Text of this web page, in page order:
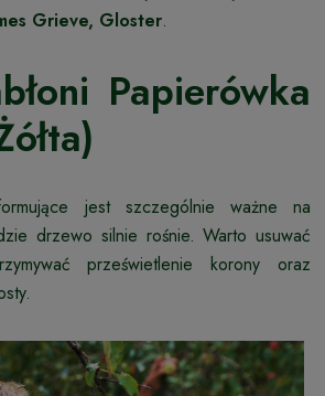
Grieve, Gloster.
Papierówka
jest szczególnie ważne na
drzewo silnie rośnie. Warto usuwać
prześwietlenie korony oraz